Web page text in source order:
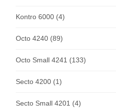
Kontro 6000 (4)
Octo 4240 (89)
Octo Small 4241 (133)
Secto 4200 (1)
Secto Small 4201 (4)